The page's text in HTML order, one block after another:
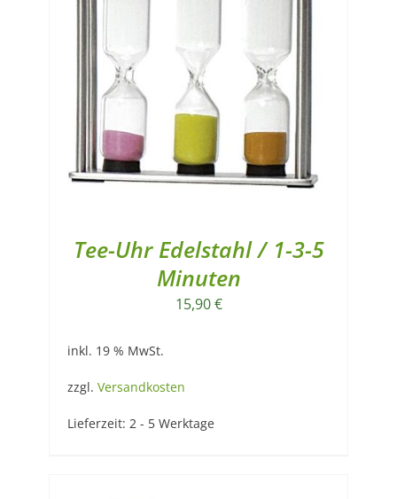
Tee-Uhr Edelstahl / 1-3-5
Minuten
15,90€
inkl. 19 % MwSt.
zzgl. Versandkosten
Lieferzeit: 2 - 5 Werktage